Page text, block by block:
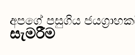
අපගේ පසුගිය